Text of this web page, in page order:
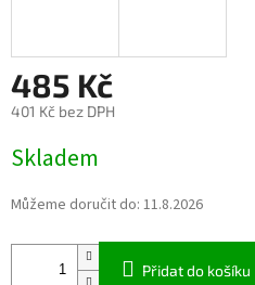
485 Kč
401 Kč bez DPH
cena:
Skladem
Můžeme doručit do: 11.8.2026
Přidat do košíku